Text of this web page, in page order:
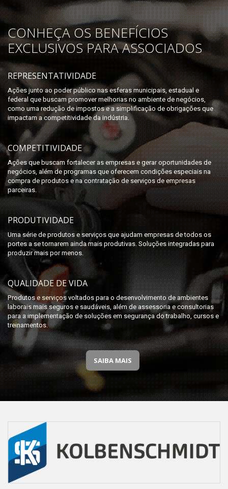
CONHEÇA OS BENEFÍCIOS
EXCLUSIVOS PARA ASSOCIADOS
REPRESENTATIVIDADE
Ações junto ao poder público nas esferas municipais, estadual e
federal que buscam promover melhorias no ambiente de negócios,
como uma redução de impostos e a simplificação de obrigações que
impactam a competitividade da indústria.
COMPETITIVIDADE
Ações que buscam fortalecer as empresas e gerar oportunidades de
negócios, além de programas que oferecem condições especiais na
compra de produtos e na contratação de serviços de empresas
parceiras.
PRODUTIVIDADE
Uma série de produtos e serviços que ajudam empresas de todos os
portes a se tornarem ainda mais produtivas. Soluções integradas para
produzir mais por menos.
QUALIDADE DE VIDA
Produtos e serviços voltados para o desenvolvimento de ambientes
laborais mais seguros e saudáveis, além de assessoria e consultorias
para a implementação de soluções em segurança do trabalho, cursos e
treinamentos.
SAIBA MAIS